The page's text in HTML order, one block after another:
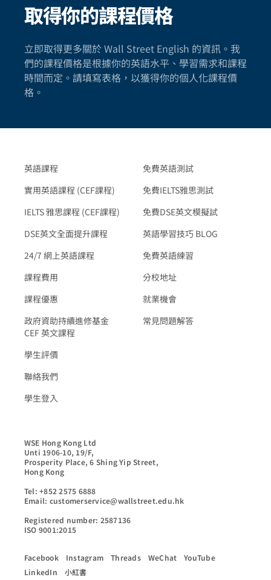
取得你的課程價格
立即取得更多關於 Wall Street English 的資訊。我
們的課程價格是根據你的英語水平、學習需求和課程
時間而定。請填寫表格，以獲得你的個人化課程價
格。
英語課程
實用英語課程 (CEF課程)
IELTS 雅思課程 (CEF課程)
DSE英文全面提升課程
24/7 網上英語課程
課程費用
課程優惠
政府資助持續進修基金
CEF 英文課程
學生評價
聯絡我們
學生登入
免費英語測試
免費IELTS雅思測試
免費DSE英文模擬試
英語學習技巧 BLOG
免費英語練習
分校地址
就業機會
常見問題解答
WSE Hong Kong Ltd
Unti 1906-10, 19/F,
Prosperity Place, 6 Shing Yip Street,
Hong Kong
Tel: +852 2575 6888
Email: customerservice@wallstreet.edu.hk
Registered number: 2587136
ISO 9001:2015
Facebook Instagram Threads WeChat
YouTube
LinkedIn
小紅書